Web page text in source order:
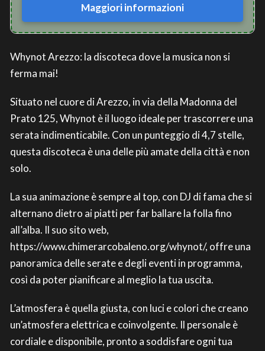
Maggiori informazioni
Whynot Arezzo: la discoteca dove la musica non si
ferma mai!
Situato nel cuore di Arezzo, in via della Madonna del
Prato 125, Whynot è il luogo ideale per trascorrere una
serata indimenticabile. Con un punteggio di 4,7 stelle,
questa discoteca è una delle più amate della città e non
solo.
La sua animazione è sempre al top, con DJ di fama che si
alternano dietro ai piatti per far ballare la folla fino
all’alba. Il suo sito web,
https://www.chimerarcobaleno.org/whynot/, offre una
panoramica delle serate e degli eventi in programma,
così da poter pianificare al meglio la tua uscita.
L’atmosfera è quella giusta, con luci e colori che creano
un’atmosfera elettrica e coinvolgente. Il personale è
cordiale e disponibile, pronto a soddisfare ogni tua